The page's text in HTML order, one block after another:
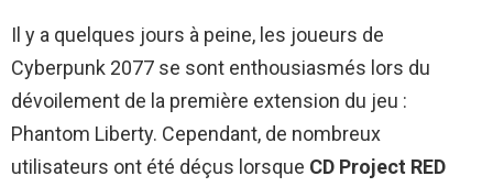
Il y a quelques jours à peine, les joueurs de
Cyberpunk 2077 se sont enthousiasmés lors du
dévoilement de la première extension du jeu :
Phantom Liberty. Cependant, de nombreux
utilisateurs ont été déçus lorsque CD Project RED